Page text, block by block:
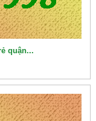
quận...